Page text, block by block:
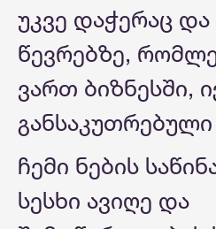
უკვე დაჭერაც და
წევრებზე,
ვართ ბიზნესში,
ჩემი ნების
სესხი ავიღე და